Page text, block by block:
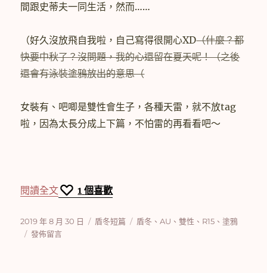
間跟史蒂夫一同生活，然而……
（好久沒放飛自我啦，自己寫得很開心XD（什麼？都
快要中秋了？沒問題，我的心還留在夏天呢！（之後
還會有泳裝塗鴉放出的意思（
女裝有、吧唧是雙性會生子，各種天雷，就不放tag
啦，因為太長分成上下篇，不怕雷的再看看吧～
閱讀全文〈【盾冬】候人兮猗（上）〉
1 個喜歡
發
佈
2019 年 8 月 30 日
分
盾冬短篇
標
盾冬 、AU 、雙性 、 R15 、 塗鴉
在
發佈留言